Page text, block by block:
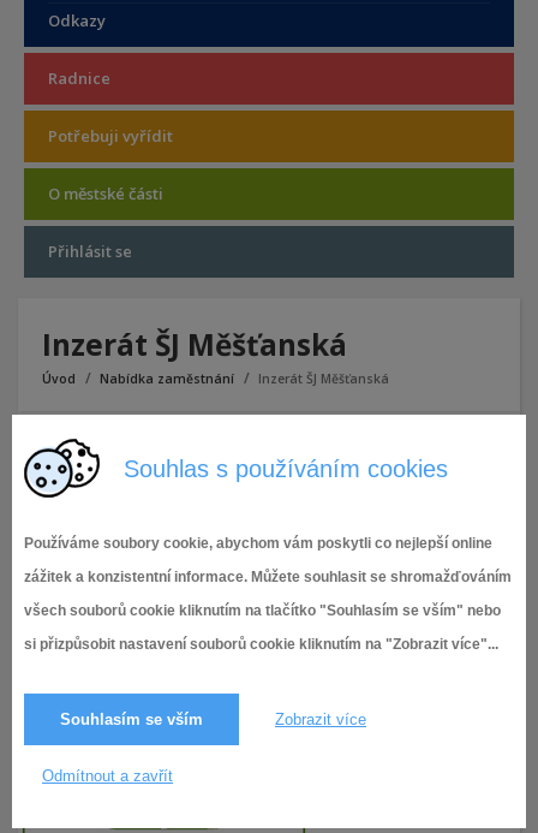
Souhlas s používáním cookies
Používáme soubory cookie, abychom vám poskytli co nejlepší online
zážitek a konzistentní informace. Můžete souhlasit se shromažďováním
všech souborů cookie kliknutím na tlačítko "Souhlasím se vším" nebo
si přizpůsobit nastavení souborů cookie kliknutím na "Zobrazit více"...
Souhlasím se vším Zobrazit více
Odmítnout a zavřít
Odkazy
Radnice
Potřebuji vyřídit
O městské části
Přihlásit se
Inzerát ŠJ Měšťanská
Úvod Nabídka zaměstnání Inzerát ŠJ Měšťanská
Inzerát ŠJ Měšťanská